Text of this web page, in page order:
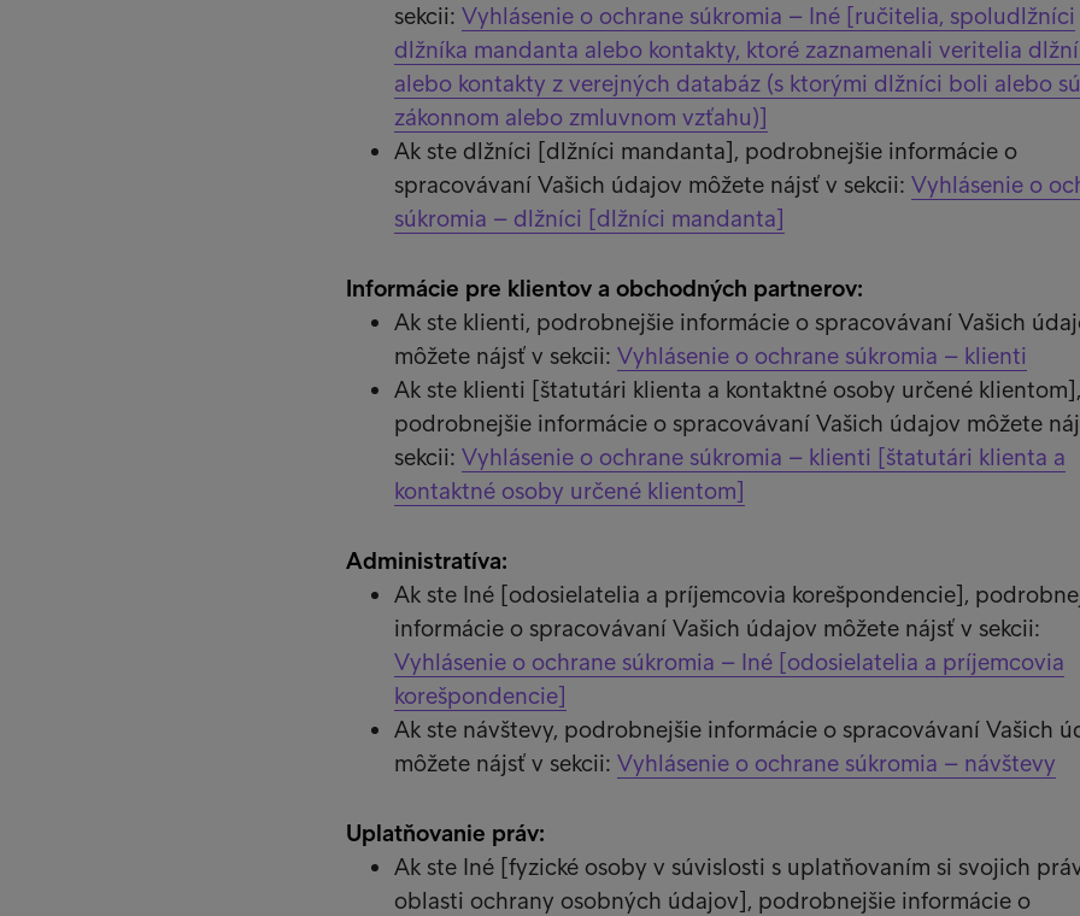
sekcii: Vyhlásenie o ochrane súkromia – Iné [ručitelia, spoludlžníci
dlžníka mandanta alebo kontakty, ktoré zaznamenali veritelia
alebo kontakty z verejných databáz (s ktorými dlžníci boli alebo
zákonnom alebo zmluvnom vzťahu)]
Ak ste dlžníci [dlžníci mandanta], podrobnejšie informácie o
spracovávaní Vašich údajov môžete nájsť v sekcii: Vyhlásenie o
súkromia – dlžníci [dlžníci mandanta]
Informácie pre klientov a obchodných partnerov:
Ak ste klienti, podrobnejšie informácie o spracovávaní Vašich
môžete nájsť v sekcii: Vyhlásenie o ochrane súkromia – klienti
Ak ste klienti [štatutári klienta a kontaktné osoby určené klientom],
podrobnejšie informácie o spracovávaní Vašich údajov môžete
sekcii: Vyhlásenie o ochrane súkromia – klienti [štatutári klienta a
kontaktné osoby určené klientom]
Administratíva:
Ak ste Iné [odosielatelia a príjemcovia korešpondencie],
informácie o spracovávaní Vašich údajov môžete nájsť v sekcii:
Vyhlásenie o ochrane súkromia – Iné [odosielatelia a príjemcovia
korešpondencie]
Ak ste návštevy, podrobnejšie informácie o spracovávaní Vašich
môžete nájsť v sekcii: Vyhlásenie o ochrane súkromia – návštevy
Uplatňovanie práv:
Ak ste Iné [fyzické osoby v súvislosti s uplatňovaním si svojich
oblasti ochrany osobných údajov], podrobnejšie informácie o